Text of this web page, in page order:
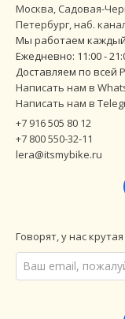
Москва, Садовая-
Петербург,наб.
Мы работаем
Ежедневно: 11:00 -
Доставляем по всей
Написать нам в
Написать нам в
+7 916 505 80 12
+7 800 550-32-11
lera@itsmybike.ru
Говорят, у нас